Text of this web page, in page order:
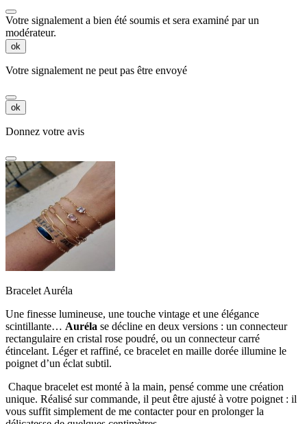
Votre signalement a bien été soumis et sera examiné par un
modérateur.
ok
Votre signalement ne peut pas être envoyé
ok
Donnez votre avis
Bracelet Auréla
Une finesse lumineuse, une touche vintage et une élégance
scintillante… Auréla se décline en deux versions : un connecteur
rectangulaire en cristal rose poudré, ou un connecteur carré
étincelant. Léger et raffiné, ce bracelet en maille dorée illumine le
poignet d’un éclat subtil.
Chaque bracelet est monté à la main, pensé comme une création
unique. Réalisé sur commande, il peut être ajusté à votre poignet : il
vous suffit simplement de me contacter pour en prolonger la